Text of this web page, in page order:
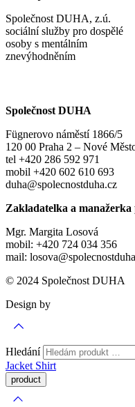
Společnost DUHA, z.ú.
sociální služby pro dospělé
osoby s mentálním
znevýhodněním
Společnost DUHA
Fügnerovo náměstí 1866/5
120 00 Praha 2 – Nové
tel +420 286 592 971
mobil +420 602 610 693
duha@spolecnostduha.cz
Zakladatelka a
Mgr. Margita Losová
mobil: +420 724 034 356
mail:
© 2024 Společnost DUHA
Design by
Hledání
Jacket Shirt